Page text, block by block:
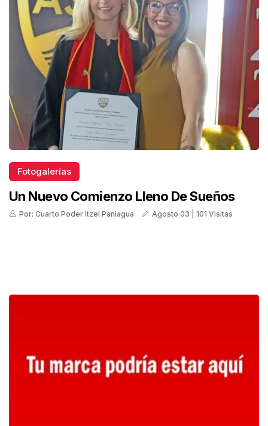
Fotogalerías
Un Nuevo Comienzo Lleno De Sueños
Por: Cuarto Poder Itzel Paniagua Agosto 03 | 101 Visitas